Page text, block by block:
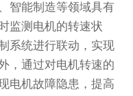
智能制造等领域具有
监测电机的转速状
系统进行联动，实现
，通过对电机转速的
电机故障隐患，提高